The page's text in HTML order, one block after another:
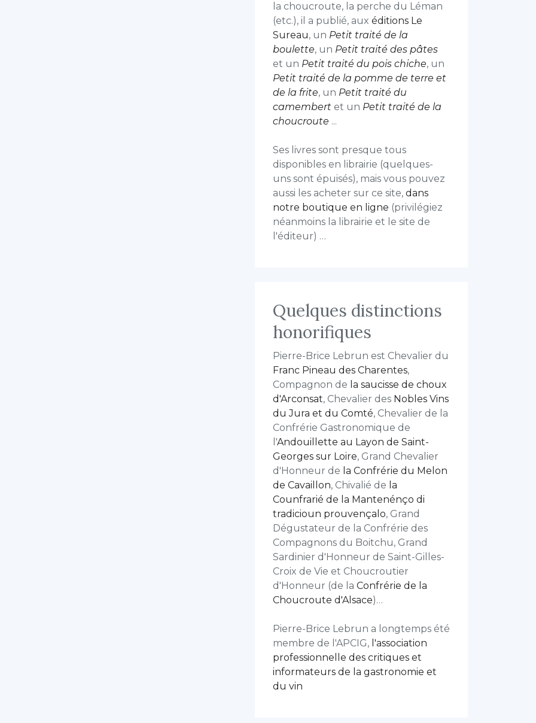
la choucroute, la perche du Léman
(etc.), il a publié, aux éditions Le
Sureau, un Petit traité de la
boulette, un Petit traité des pâtes
et un Petit traité du pois chiche, un
Petit traité de la pomme de terre et
de la frite, un Petit traité du
camembert et un Petit traité de la
choucroute ...
Ses livres sont presque tous
disponibles en librairie (quelques-
uns sont épuisés), mais vous pouvez
aussi les acheter sur ce site, dans
notre boutique en ligne (privilégiez
néanmoins la librairie et le site de
l'éditeur) …
Quelques distinctions
honorifiques
Pierre-Brice Lebrun est Chevalier du
Franc Pineau des Charentes,
Compagnon de la saucisse de choux
d'Arconsat, Chevalier des Nobles Vins
du Jura et du Comté, Chevalier de la
Confrérie Gastronomique de
l'Andouillette au Layon de Saint-
Georges sur Loire, Grand Chevalier
d'Honneur de la Confrérie du Melon
de Cavaillon, Chivalié de la
Counfrarié de la Mantenénço di
tradicioun prouvençalo, Grand
Dégustateur de la Confrérie des
Compagnons du Boitchu, Grand
Sardinier d'Honneur de Saint-Gilles-
Croix de Vie et Choucroutier
d'Honneur (de la Confrérie de la
Choucroute d'Alsace)…
Pierre-Brice Lebrun a longtemps été
membre de l'APCIG, l'association
professionnelle des critiques et
informateurs de la gastronomie et
du vin